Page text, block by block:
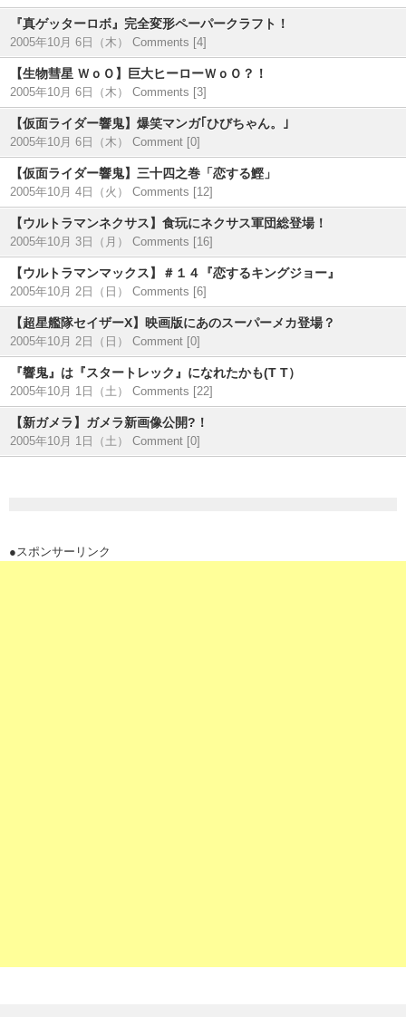
『真ゲッターロボ』完全変形ペーパークラフト！
2005年10月 6日（木） Comments [4]
【生物彗星 ＷｏＯ】巨大ヒーローＷｏＯ？！
2005年10月 6日（木） Comments [3]
【仮面ライダー響鬼】爆笑マンガ｢ひびちゃん。｣
2005年10月 6日（木） Comment [0]
【仮面ライダー響鬼】三十四之巻「恋する鰹」
2005年10月 4日（火） Comments [12]
【ウルトラマンネクサス】食玩にネクサス軍団総登場！
2005年10月 3日（月） Comments [16]
【ウルトラマンマックス】＃１４『恋するキングジョー』
2005年10月 2日（日） Comments [6]
【超星艦隊セイザーX】映画版にあのスーパーメカ登場？
2005年10月 2日（日） Comment [0]
『響鬼』は『スタートレック』になれたかも(T T）
2005年10月 1日（土） Comments [22]
【新ガメラ】ガメラ新画像公開?！
2005年10月 1日（土） Comment [0]
●スポンサーリンク